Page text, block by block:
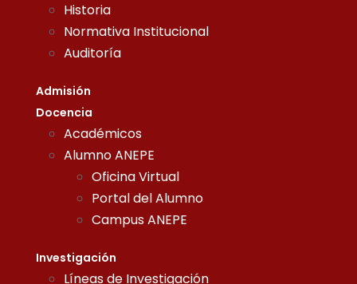
Historia
Normativa Institucional
Auditoría
Admisión
Docencia
Académicos
Alumno ANEPE
Oficina Virtual
Portal del Alumno
Campus ANEPE
Investigación
Líneas de Investigación